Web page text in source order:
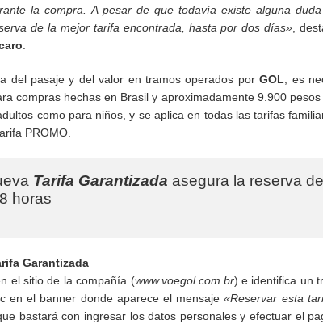
la compra. A pesar de que todavía existe alguna
de la mejor tarifa encontrada, hasta por dos días»,
.
del pasaje y del valor en tramos operados porGOL, es
compras hechas en Brasil y aproximadamente 9.900
como para niños, y se aplica en todas las tarifas
PROMO.
Tarifa Garantizada asegura la reserva
horas
Garantizada
el sitio de la compañía (www.voegol.com.br) e identifica un
en el banner donde aparece el mensaje«Reservar esta
bastará con ingresar los datos personales y efectuar el